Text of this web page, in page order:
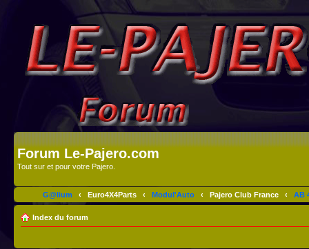
Forum Le-Pajero.com
Tout sur et pour votre Pajero.
G@lium ‹ Euro4X4Parts ‹ Modul'Auto ‹ Pajero Club France ‹ AB
Index du forum